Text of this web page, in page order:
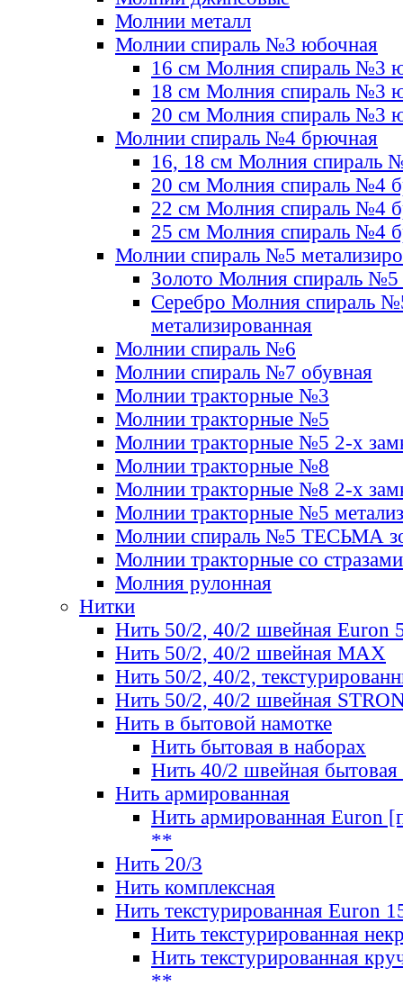
Молнии металл
Молнии спираль №3 юбочная
16 см Молния спираль №3
18 см Молния спираль №3
20 см Молния спираль №3
Молнии спираль №4 брючная
16, 18 см Молния спираль
20 см Молния спираль №4
22 см Молния спираль №4
25 см Молния спираль №4
Молнии спираль №5
Золото Молния спираль №5
Серебро Молния спираль
метализированная
Молнии спираль №6
Молнии спираль №7 обувная
Молнии тракторные №3
Молнии тракторные №5
Молнии тракторные №5 2-х
Молнии тракторные №8
Молнии тракторные №8 2-х
Молнии тракторные №5
Молнии спираль №5 ТЕСЬМА
Молнии тракторные со стразами
Молния рулонная
Нитки
Нить 50/2, 40/2 швейная Euron
Нить 50/2, 40/2 швейная МАХ
Нить 50/2, 40/2,
Нить 50/2, 40/2 швейная
Нить в бытовой намотке
Нить бытовая в наборах
Нить 40/2 швейная бытовая
Нить армированная
Нить армированная Euron
**
Нить 20/3
Нить комплексная
Нить текстурированная Euron
Нить текстурированная
Нить текстурированная
**